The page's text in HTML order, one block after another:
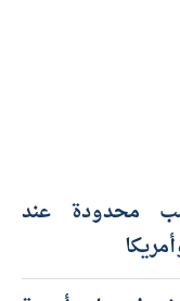
محدودة عند